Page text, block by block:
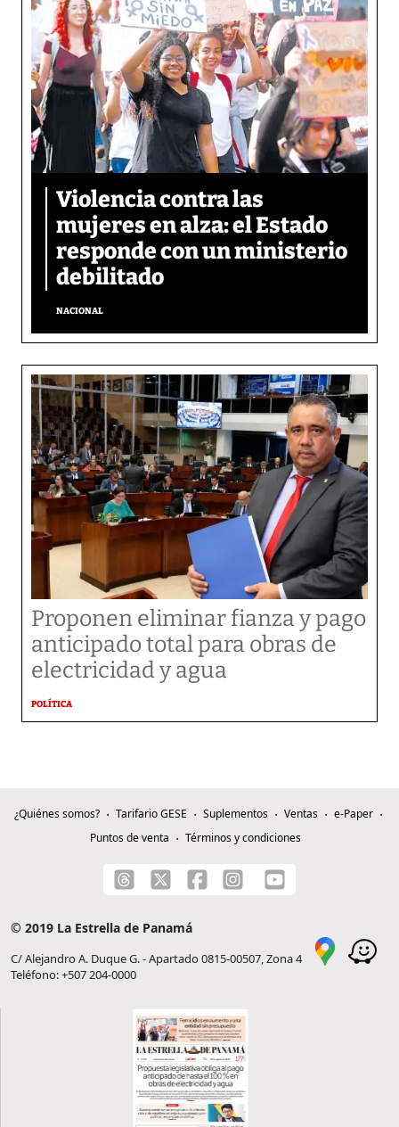
Violencia contra las
mujeres en alza: el Estado
responde con un ministerio
debilitado
NACIONAL
Proponen eliminar fianza y pago
anticipado total para obras de
electricidad y agua
POLÍTICA
¿Quiénes somos? Tarifario GESE Suplementos Ventas
e-Paper
Puntos de venta
Términos y condiciones
© 2019 La Estrella de Panamá
C/ Alejandro A. Duque G. - Apartado 0815-00507, Zona 4
Teléfono: +507 204-0000